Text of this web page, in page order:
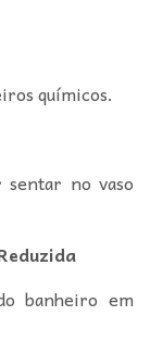
químicos.
no vaso
banheiro em